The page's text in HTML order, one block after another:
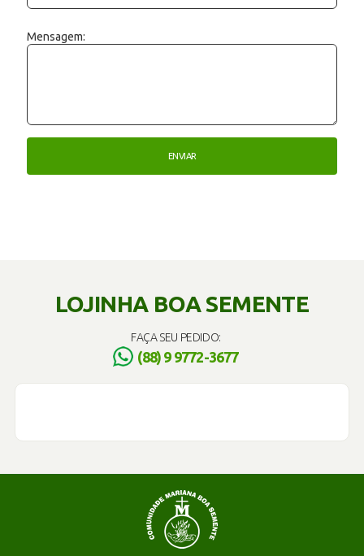
Mensagem:
LOJINHA BOA SEMENTE
FAÇA SEU PEDIDO:
(88) 9 9772-3677